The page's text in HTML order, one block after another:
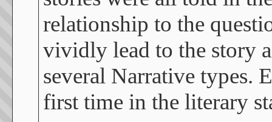
relationship to the
vividly lead to the story
several Narrative types.
first time in the literary